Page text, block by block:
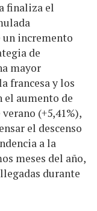
finaliza el
un incremento
de
mayor
francesa y los
el aumento de
(+5,41%),
el descenso
a la
meses del año,
durante